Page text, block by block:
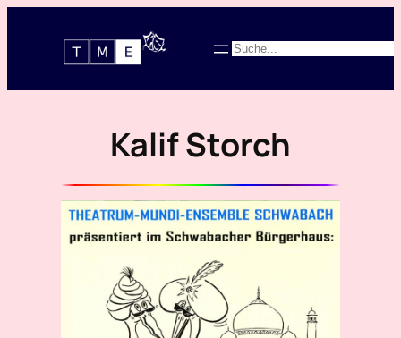
Suchen
Kalif Storch